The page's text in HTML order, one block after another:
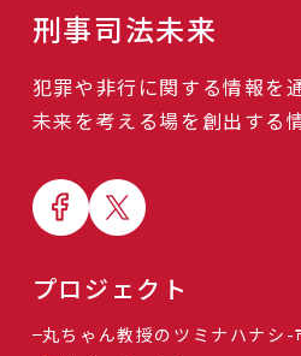
刑事司法未来
犯罪や非行に関する情報を
未来を考える場を創出する
プロジェクト
丸ちゃん教授のツミナハナシ